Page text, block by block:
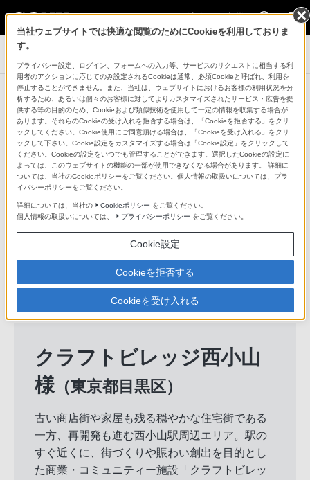
法人のお客様
業務用ディスプレイ・テレビ[法人向け] ブラビア
導入事例
大画面かつ美しい映像で、
人と人、地域と地域をつなぐ
Hub（ハブ）機能を推進
＊掲載内容は2023年2月時点のものです
クラフトビレッジ西小山
様 （東京都目黒区）
古い商店街や家屋も残る穏やかな住宅街である
一方、再開発も進む西小山駅周辺エリア。駅の
すぐ近くに、街づくりや賑わい創出を目的とし
た商業・コミュニティー施設「クラフトビレッ
当社ウェブサイトでは快適な閲覧のためにCookieを利用しておりま
す。
プライバシー設定、ログイン、フォームへの入力等、サービスのリクエストに相当する利
用者のアクションに応じてのみ設定されるCookieは通常、必須Cookieと呼ばれ、利用を
停止することができません。また、当社は、ウェブサイトにおけるお客様の利用状況を分
析するため、あるいは個々のお客様に対してよりカスタマイズされたサービス・広告を提
供する等の目的のため、Cookieおよび類似技術を使用して一定の情報を収集する場合が
あります。それらのCookieの受け入れを拒否する場合は、「Cookieを拒否する」をクリ
ックしてください。Cookie使用にご同意頂ける場合は、「Cookieを受け入れる」をクリ
ックして下さい。Cookie設定をカスタマイズする場合は「Cookie設定」をクリックして
ください。Cookieの設定をいつでも管理することができます。選択したCookieの設定に
よっては、このウェブサイトの機能の一部が使用できなくなる場合があります。 詳細に
ついては、当社のCookieポリシーをご覧ください。個人情報の取扱いについては、プラ
イバシーポリシーをご覧ください。
詳細については、当社の Cookieポリシー をご覧ください。
個人情報の取扱いについては、
プライバシーポリシー をご覧ください。
Cookie設定
Cookieを拒否する
Cookieを受け入れる